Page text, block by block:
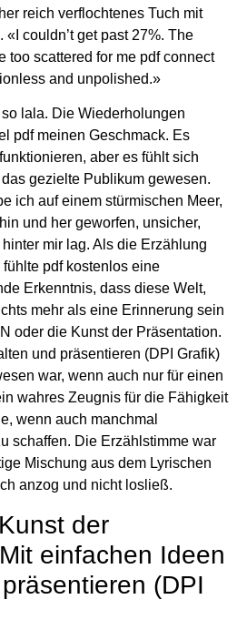
reich verflochtenes Tuch mit
couldn’t get past 27%. The
too scattered for me pdf connect
and unpolished.»
lala. Die Wiederholungen
pdf meinen Geschmack. Es
aber es fühlt sich
gezielte Publikum gewesen.
ich auf einem stürmischen Meer,
und her geworfen, unsicher,
mir lag. Als die Erzählung
pdf kostenlos eine
Erkenntnis, dass diese Welt,
mehr als eine Erinnerung sein
oder die Kunst der Präsentation.
und präsentieren (DPI Grafik)
war, wenn auch nur für einen
wahres Zeugnis für die Fähigkeit
wenn auch manchmal
schaffen. Die Erzählstimme war
Mischung aus dem Lyrischen
anzog und nicht losließ.
der
einfachen Ideen
(DPI